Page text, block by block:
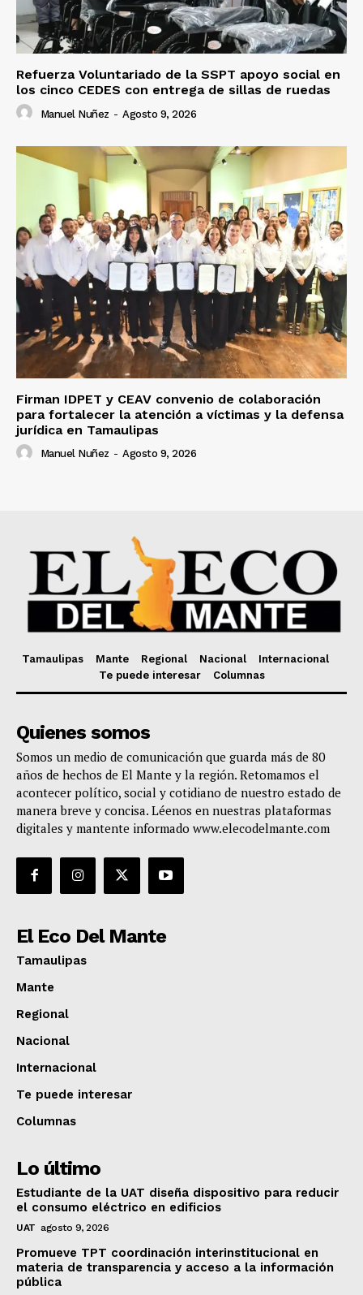
Refuerza Voluntariado de la SSPT apoyo social en
los cinco CEDES con entrega de sillas de ruedas
Manuel Nuñez - Agosto 9, 2026
Firman IDPET y CEAV convenio de colaboración
para fortalecer la atención a víctimas y la defensa
jurídica en Tamaulipas
Manuel Nuñez - Agosto 9, 2026
Tamaulipas Mante Regional Nacional
Internacional
Te puede interesar
Columnas
Quienes somos
Somos un medio de comunicación que guarda más de 80
años de hechos de El Mante y la región. Retomamos el
acontecer político, social y cotidiano de nuestro estado de
manera breve y concisa. Léenos en nuestras plataformas
digitales y mantente informado www.elecodelmante.com
El Eco Del Mante
Tamaulipas
Mante
Regional
Nacional
Internacional
Te puede interesar
Columnas
Lo último
Estudiante de la UAT diseña dispositivo para reducir
el consumo eléctrico en edificios
UAT agosto 9, 2026
Promueve TPT coordinación interinstitucional en
materia de transparencia y acceso a la información
pública